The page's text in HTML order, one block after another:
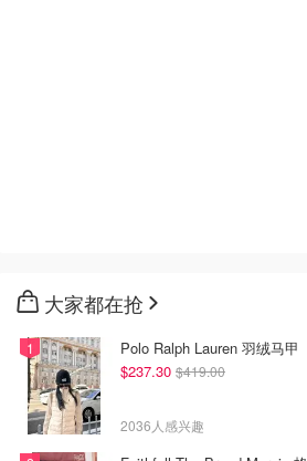
大家都在抢
Polo Ralph Lauren 羽绒马甲
$237.30 $419.00
2036人感兴趣